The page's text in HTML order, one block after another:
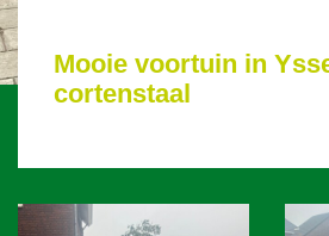
Mooie voortuin in
cortenstaal